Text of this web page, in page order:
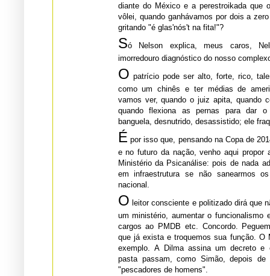
diante do México e a perestroikada que os russos nos
vôlei, quando ganhávamos por dois a zero e já tinha
gritando "é glas'nós't na fita!"?
Só Nelson explica, meus caros,
imorredouro diagnóstico do nosso
O patrício pode ser alto, forte, rico,
como um chinês e ter médias de americano, mas na hora do
vamos ver, quando o juiz apita, quando corre em direção à linha,
quando flexiona as pernas para dar o salto, ele se enxerga
banguela,
É por isso que, pensando na Copa de
e no futuro da nação, venho aqui propor ao governo a criação do
Ministério da Psicanálise: pois de nada adianta gastarmos bilhões
em infraestrutura se não sanearmos os subterrâneos da alma
nacional.
O leitor consciente e politizado dirá que
um ministério, aumentar o funcionalismo e a burocracia, dar mais
cargos ao PMDB etc. Concordo. Peguemos então um ministério
que já exista e troquemos sua função. O Ministério da Pesca, por
exemplo. A Dilma assina um decreto e os funcionários daquela
pasta passam, como Simão, depois de encontrar Jesus, a ser
"pescadores de homens".